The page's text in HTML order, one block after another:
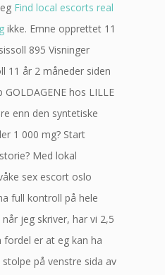
Find local escorts real
ikke. Emne opprettet 11
895 Visninger
11 år 2 måneder siden
hos LILLE
enn den syntetiske
1 000 mg? Start
Med lokal
sex escort oslo
full kontroll på hele
jeg skriver, har vi 2,5
fordel er at eg kan ha
på venstre sida av